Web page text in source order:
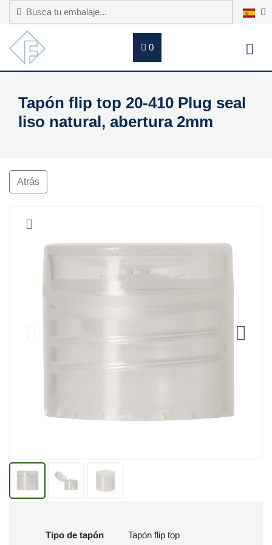
0
Tapón flip top 20-410 Plug seal
liso natural, abertura 2mm
Atrás
Tipo de tapón Tapón flip top